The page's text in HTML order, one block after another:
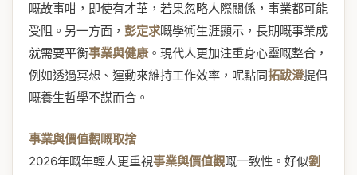
嘅故事咁，即使有才華，若果忽略人際關係，事業都可能
受阻。另一方面， 彭定求嘅學術生涯顯示，長期嘅事業成
就需要平衡事業與健康。現代人更加注重身心靈嘅整合，
例如透過冥想、運動來維持工作效率，呢點同拓跋澄提倡
嘅養生哲學不謀而合。
事業與價值觀嘅取捨
2026年嘅年輕人更重視事業與價值觀嘅一致性。好似劉